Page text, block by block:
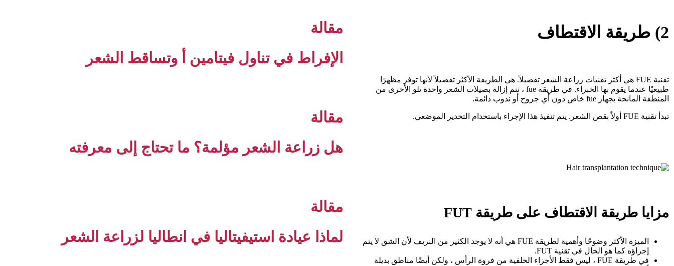
2) طريقة الاقتطاف
تقنية FUE هي أكثر تقنيات زراعة الشعر تفضيلاً. هي الطريقة الأكثر تفضيلاً لأنها توفر مظهرًا
طبيعيًا عندما يقوم بها الخبراء. في طريقة fue ، تتم إزالة بصيلات الشعر واحدة تلو الأخرى من
المنطقة المانحة بجهاز fue خاص دون أي جروح أو ندوب دائمة.
تبدأ تقنية FUE أولاً بقص الشعر. يتم تنفيذ هذا الإجراء باستخدام التخدير الموضعي.
مزايا طريقة الاقتطاف على طريقة FUT
الميزة الأكثر وضوحًا وأهمية لطريقة FUE هي أنه لا يوجد الكثير من النزيف لأن الشق لا يتم
إجراؤه كما هو الحال في تقنية FUT.
في طريقة FUE ، ليس فقط الأجزاء الخلفية من فروة الرأس ، ولكن أيضًا مناطق بديلة
مقالة
الإفراط في تناول فيتامين أ وتساقط الشعر
مقالة
هل زراعة الشعر مؤلمة؟ ما تحتاج إلى معرفته
مقالة
لماذا عيادة استيفيتاليا في انطاليا لزراعة الشعر